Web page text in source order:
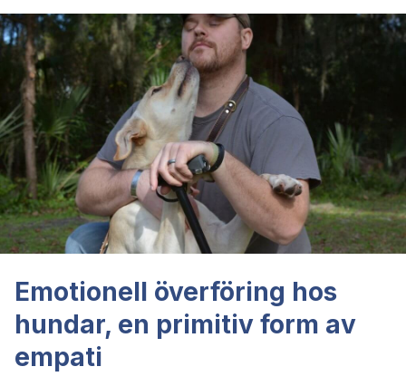
Emotionell överföring hos
hundar, en primitiv form av
empati